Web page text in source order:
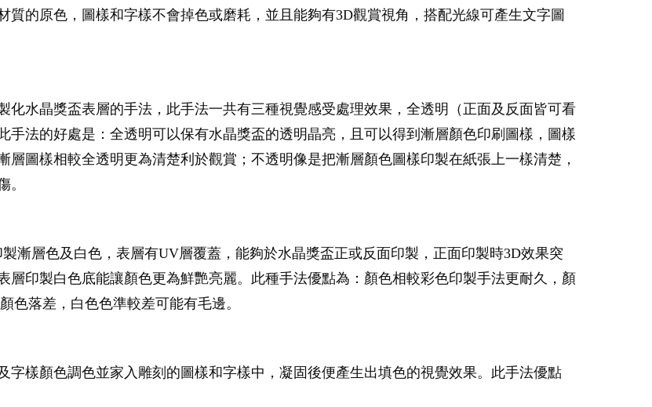
的原色，圖樣和字樣不會掉色或磨耗，並且能夠有3D觀賞視角，搭配光線可產生文字圖
化水晶獎盃表層的手法，此手法一共有三種視覺感受處理效果，全透明（正面及反面皆可看
手法的好處是：全透明可以保有水晶獎盃的透明晶亮，且可以得到漸層顏色印刷圖樣，圖樣
圖樣相較全透明更為清楚利於觀賞；不透明像是把漸層顏色圖樣印製在紙張上一樣清楚，
。
漸層色及白色，表層有UV層覆蓋，能夠於水晶獎盃正或反面印製，正面印製時3D效果突
層印製白色底能讓顏色更為鮮艷亮麗。此種手法優點為：顏色相較彩色印製手法更耐久，顏
色落差，白色色準較差可能有毛邊。
字樣顏色調色並家入雕刻的圖樣和字樣中，凝固後便產生出填色的視覺效果。此手法優點